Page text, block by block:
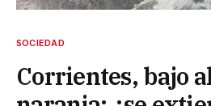
SOCIEDAD
Corrientes, bajo